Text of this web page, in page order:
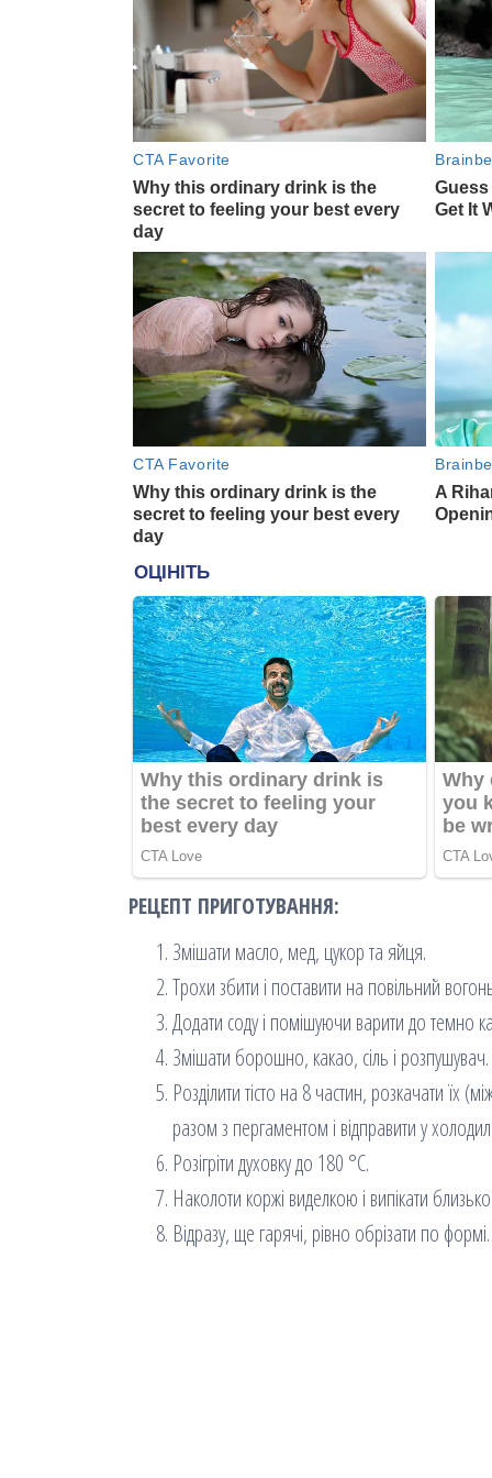
РЕЦЕПТ ПРИГОТУВАННЯ:
Змішати масло, мед, цукор та яйця.
Трохи збити і поставити на повільний
Додати соду і помішуючи варити до темно
Змішати борошно, какао, сіль і
Розділити тісто на 8 частин, розкачати
разом з пергаментом і відправити у
Розігріти духовку до 180 °С.
Наколоти коржі виделкою і випікати
Відразу, ще гарячі, рівно обрізати по формі.